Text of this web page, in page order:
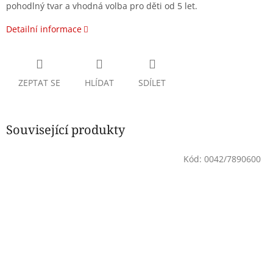
pohodlný tvar a vhodná volba pro děti od 5 let.
Detailní informace
ZEPTAT SE HLÍDAT SDÍLET
Související produkty
Kód: 0042/7890600